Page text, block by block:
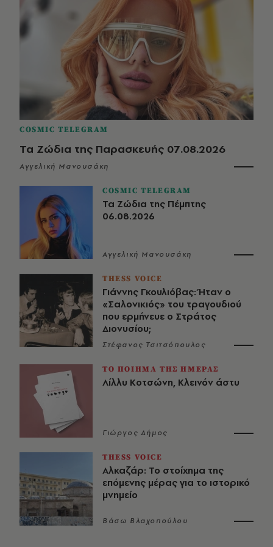
COSMIC TELEGRAM
Τα Ζώδια της Παρασκευής 07.08.2026
Αγγελική Μανουσάκη
COSMIC TELEGRAM
Τα Ζώδια της Πέμπτης
06.08.2026
Αγγελική Μανουσάκη
THESS VOICE
Γιάννης Γκουλιόβας: Ήταν ο
«Σαλονικιός» του τραγουδιού
που ερμήνευε ο Στράτος
Διονυσίου;
Στέφανος Τσιτσόπουλος
ΤΟ ΠΟΙΗΜΑ ΤΗΣ ΗΜΕΡΑΣ
Λίλλυ Κοτσώνη, Κλεινόν άστυ
Γιώργος Δήμος
THESS VOICE
Αλκαζάρ: Το στοίχημα της
επόμενης μέρας για το ιστορικό
μνημείο
Βάσω Βλαχοπούλου